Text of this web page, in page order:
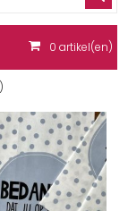
0 artikel(en)